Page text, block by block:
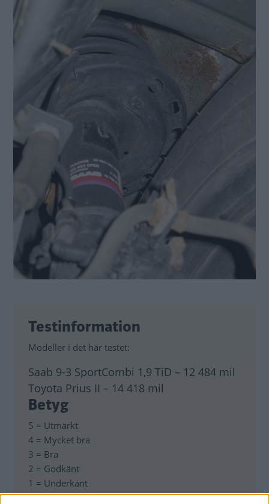
Testinformation
Modeller i det här testet:
Saab 9-3 SportCombi 1,9 TiD – 12 484 mil
Toyota Prius II – 14 418 mil
Betyg
5 = Utmärkt
4 = Mycket bra
3 = Bra
2 = Godkänt
1 = Underkänt